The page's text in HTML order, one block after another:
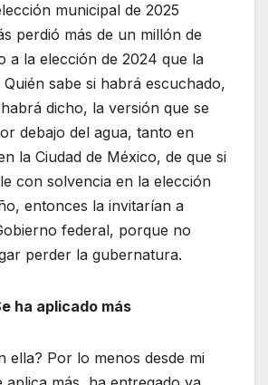
municipal de 2025
perdió más de un millón de
a la elección de 2024 que la
sabe si habrá escuchado,
dicho, la versión que se
debajo del agua, tanto en
la Ciudad de México, de que si
con solvencia en la elección
entonces la invitarían a
federal, porque no
perder la gubernatura.
ha aplicado más
ella? Por lo menos desde mi